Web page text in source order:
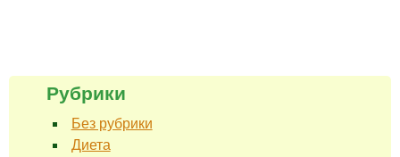
Рубрики
Без рубрики
Диета